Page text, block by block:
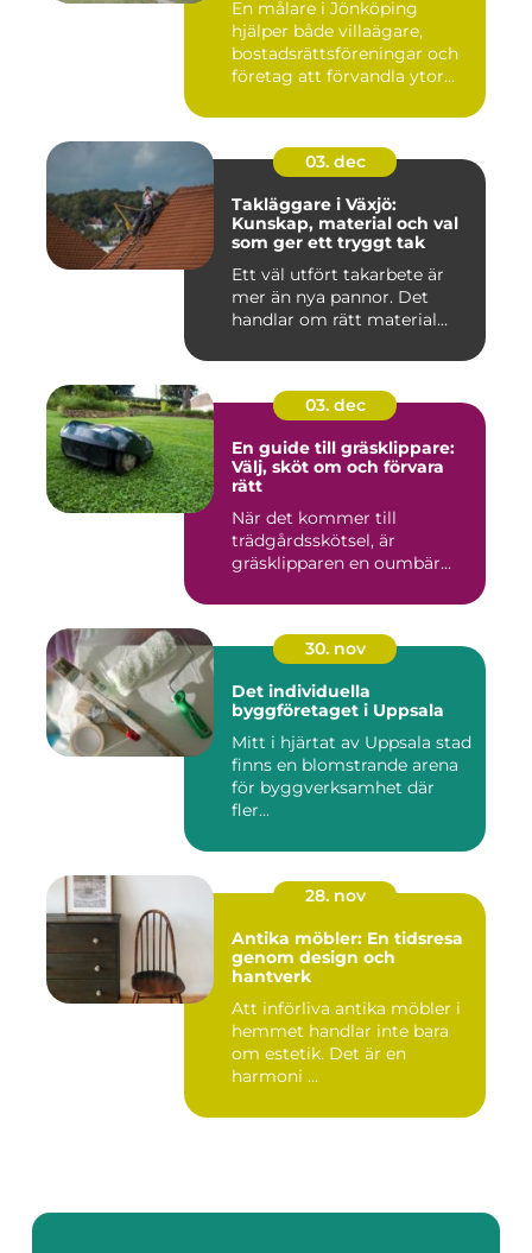
En målare i Jönköping
hjälper både villaägare,
bostadsrättsföreningar och
företag att förvandla ytor...
03. dec
Takläggare i Växjö:
Kunskap, material och val
som ger ett tryggt tak
Ett väl utfört takarbete är
mer än nya pannor. Det
handlar om rätt material...
03. dec
En guide till gräsklippare:
Välj, sköt om och förvara
rätt
När det kommer till
trädgårdsskötsel, är
gräsklipparen en oumbär...
30. nov
Det individuella
byggföretaget i Uppsala
Mitt i hjärtat av Uppsala stad
finns en blomstrande arena
för byggverksamhet där
fler...
28. nov
Antika möbler: En tidsresa
genom design och
hantverk
Att införliva antika möbler i
hemmet handlar inte bara
om estetik. Det är en
harmoni ...